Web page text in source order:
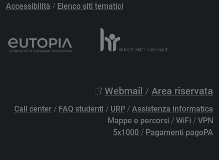
Accessibilità / Elenco siti tematici
Webmail / Area riservata
Call center / FAQ studenti / URP / Assistenza informatica
Mappe e percorsi / WiFi / VPN
5x1000 / Pagamenti pagoPA